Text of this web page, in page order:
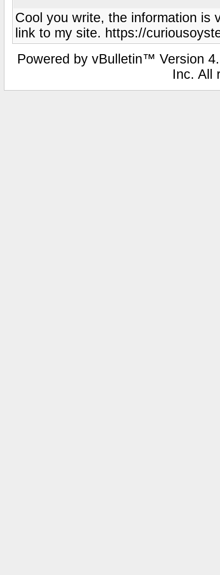
Cool you write, the information is
link to my site. https://
Powered by vBulletin™ Version
Inc. All